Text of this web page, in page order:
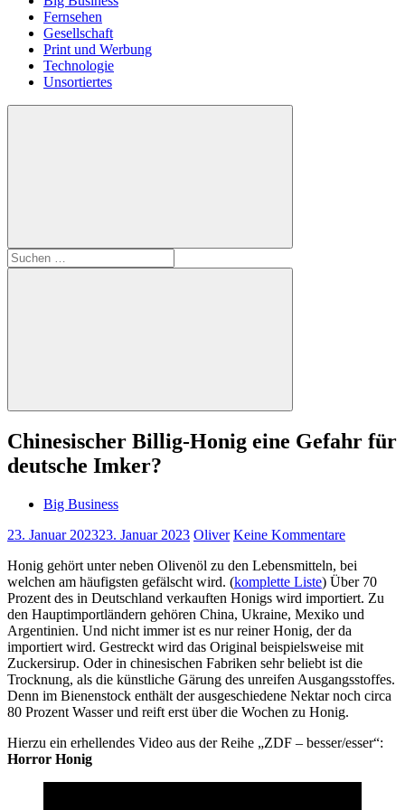
Fernsehen
Gesellschaft
Print und Werbung
Technologie
Unsortiertes
Suchen
nach:
Suchen
Chinesischer Billig-Honig eine Gefahr für
deutsche Imker?
Big Business
23. Januar 202323. Januar 2023 Oliver Keine Kommentare
Honig gehört unter neben Olivenöl zu den Lebensmitteln, bei
welchen am häufigsten gefälscht wird. (komplette Liste) Über 70
Prozent des in Deutschland verkauften Honigs wird importiert. Zu
den Hauptimportländern gehören China, Ukraine, Mexiko und
Argentinien. Und nicht immer ist es nur reiner Honig, der da
importiert wird. Gestreckt wird das Original beispielsweise mit
Zuckersirup. Oder in chinesischen Fabriken sehr beliebt ist die
Trocknung, als die künstliche Gärung des unreifen Ausgangsstoffes.
Denn im Bienenstock enthält der ausgeschiedene Nektar noch circa
80 Prozent Wasser und reift erst über die Wochen zu Honig.
Hierzu ein erhellendes Video aus der Reihe „ZDF – besser/esser“:
Horror Honig